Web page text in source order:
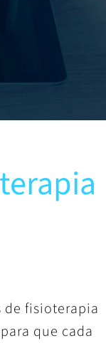
de fisioterapia
que cada